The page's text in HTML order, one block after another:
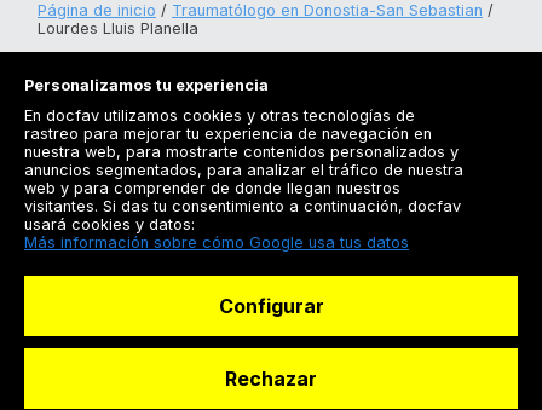
Página de inicio
Traumatólogo en Donostia-San Sebastian
Lourdes Lluis Planella
Registrarse
Docfav
Personalizamos tu experiencia
En docfav utilizamos cookies y otras tecnologías de
rastreo para mejorar tu experiencia de navegación en
nuestra web, para mostrarte contenidos personalizados y
anuncios segmentados, para analizar el tráfico de nuestra
web y para comprender de donde llegan nuestros
visitantes. Si das tu consentimiento a continuación, docfav
usará cookies y datos:
Más información sobre cómo Google usa tus datos
Configurar
Rechazar